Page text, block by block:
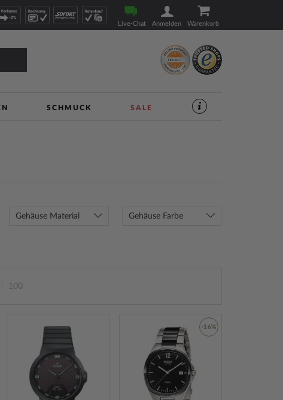
Live-Chat Anmelden Warenkorb
SCHMUCK SALE
SERVICES
Gehäuse Material Gehäuse Farbe
100
HINZUFÜGEN
-16%